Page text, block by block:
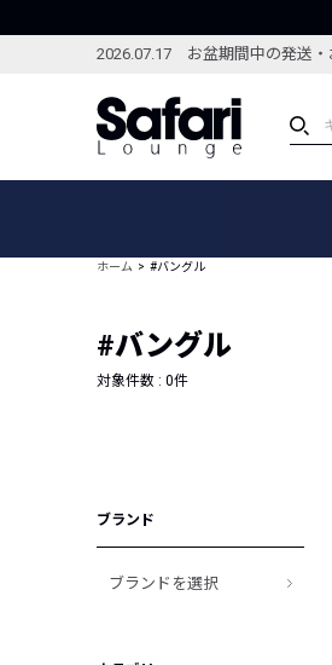
2026.07.17 お盆期間中の発送・
ブランドから探す
新着アイテム
編集部のおすすめアイテム
ホーム #バングル
#バングル
対象件数 : 0件
ブランド
ブランドを選択